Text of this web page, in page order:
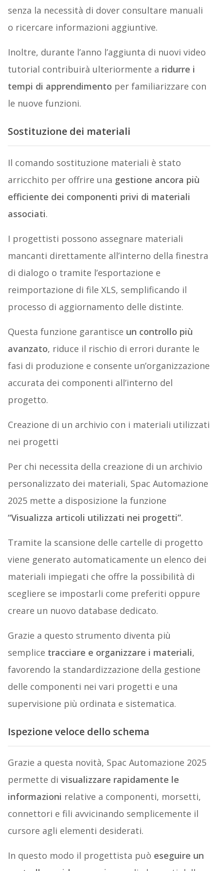
senza la necessità di dover consultare manuali
o ricercare informazioni aggiuntive.
Inoltre, durante l’anno l’aggiunta di nuovi video
tutorial contribuirà ulteriormente a ridurre i
tempi di apprendimento per familiarizzare con
le nuove funzioni.
Sostituzione dei materiali
Il comando sostituzione materiali è stato
arricchito per offrire una gestione ancora più
efficiente dei componenti privi di materiali
associati.
I progettisti possono assegnare materiali
mancanti direttamente all’interno della finestra
di dialogo o tramite l’esportazione e
reimportazione di file XLS, semplificando il
processo di aggiornamento delle distinte.
Questa funzione garantisce un controllo più
avanzato, riduce il rischio di errori durante le
fasi di produzione e consente un’organizzazione
accurata dei componenti all’interno del
progetto.
Creazione di un archivio con i materiali utilizzati
nei progetti
Per chi necessita della creazione di un archivio
personalizzato dei materiali, Spac Automazione
2025 mette a disposizione la funzione
“Visualizza articoli utilizzati nei progetti”.
Tramite la scansione delle cartelle di progetto
viene generato automaticamente un elenco dei
materiali impiegati che offre la possibilità di
scegliere se impostarli come preferiti oppure
creare un nuovo database dedicato.
Grazie a questo strumento diventa più
semplice tracciare e organizzare i materiali,
favorendo la standardizzazione della gestione
delle componenti nei vari progetti e una
supervisione più ordinata e sistematica.
Ispezione veloce dello schema
Grazie a questa novità, Spac Automazione 2025
permette di visualizzare rapidamente le
informazioni relative a componenti, morsetti,
connettori e fili avvicinando semplicemente il
cursore agli elementi desiderati.
In questo modo il progettista può eseguire un